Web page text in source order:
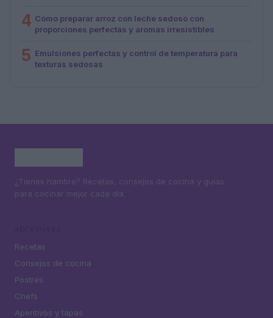
4 Cómo preparar arroz con leche sedoso con
proporciones perfectas y aromas irresistibles
5 Emulsiones perfectas y control de temperatura para
texturas sedosas
¿Tienes hambre? Recetas, consejos de cocina y guías
para cocinar mejor cada día.
Recetas
Consejos de cocina
Postres
Chefs
Aperitivos y tapas